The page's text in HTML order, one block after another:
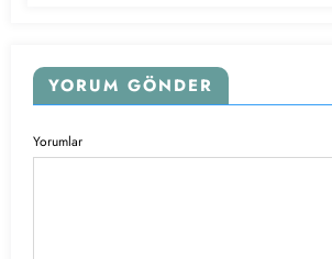
YORUM GÖNDER
Yorumlar